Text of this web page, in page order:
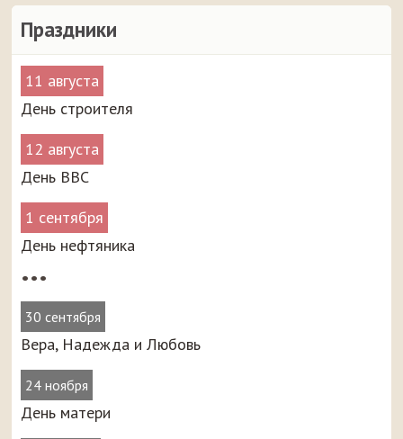
Праздники
11 августа
День строителя
12 августа
День ВВС
1 сентября
День нефтяника
•••
30 сентября
Вера, Надежда и Любовь
24 ноября
День матери